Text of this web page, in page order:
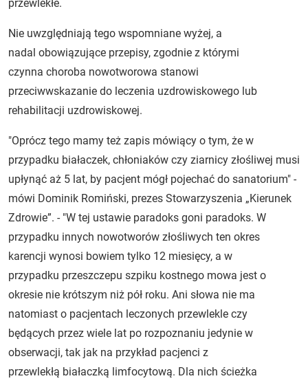
przewlekłe.
Nie uwzględniają tego wspomniane wyżej, a
nadal obowiązujące przepisy, zgodnie z którymi
czynna choroba nowotworowa stanowi
przeciwwskazanie do leczenia uzdrowiskowego lub
rehabilitacji uzdrowiskowej.
"Oprócz tego mamy też zapis mówiący o tym, że w
przypadku białaczek, chłoniaków czy ziarnicy złośliwej musi
upłynąć aż 5 lat, by pacjent mógł pojechać do sanatorium" -
mówi Dominik Romiński, prezes Stowarzyszenia „Kierunek
Zdrowie”. - "W tej ustawie paradoks goni paradoks. W
przypadku innych nowotworów złośliwych ten okres
karencji wynosi bowiem tylko 12 miesięcy, a w
przypadku przeszczepu szpiku kostnego mowa jest o
okresie nie krótszym niż pół roku. Ani słowa nie ma
natomiast o pacjentach leczonych przewlekle czy
będących przez wiele lat po rozpoznaniu jedynie w
obserwacji, tak jak na przykład pacjenci z
przewlekłą białaczką limfocytową. Dla nich ścieżka